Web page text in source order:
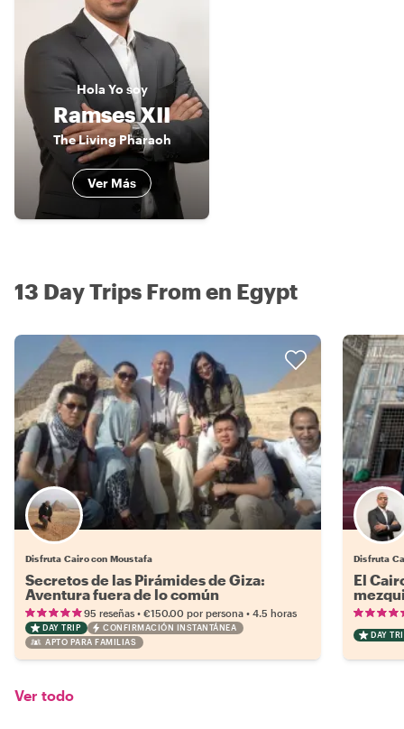
Hola Yo soy
Ramses XII
The Living Pharaoh
Ver Más
13 Day Trips From en Egypt
Disfruta Cairo con Moustafa
Secretos de las Pirámides de Giza:
Aventura fuera de lo común
95 reseñas • €150.00 por persona • 4.5 horas
DAY TRIP
CONFIRMACIÓN INSTANTÁNEA
APTO PARA FAMILIAS
Disfruta
El
DAY
Ver todo